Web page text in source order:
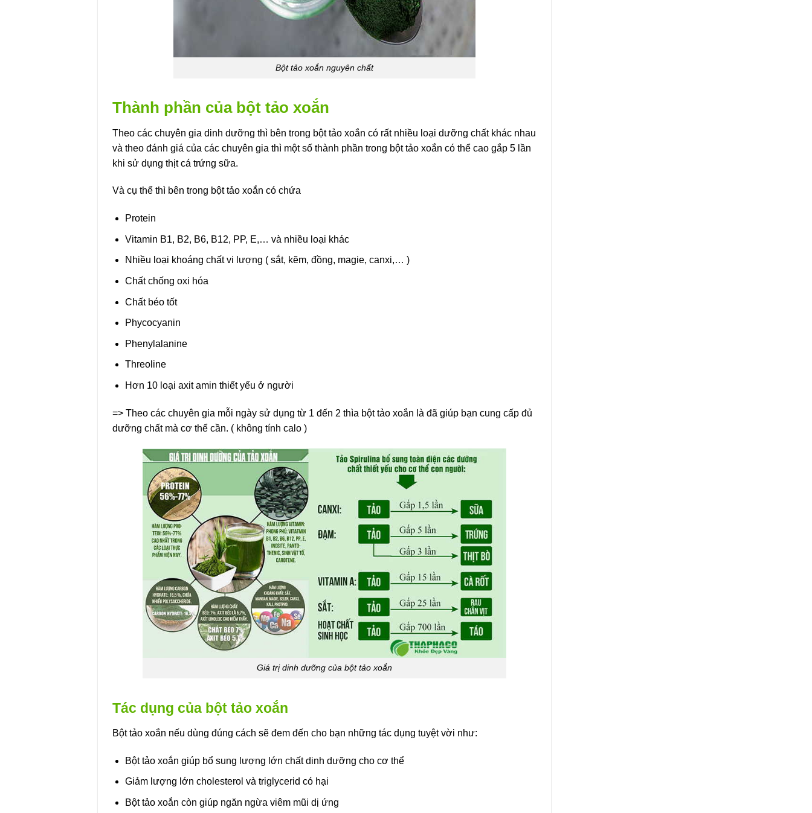
Bột tảo xoắn nguyên chất
Thành phần của bột tảo xoắn
Theo các chuyên gia dinh dưỡng thì bên trong bột tảo xoắn có rất nhiều loại dưỡng chất khác nhau
và theo đánh giá của các chuyên gia thì một số thành phần trong bột tảo xoắn có thể cao gắp 5 lần
khi sử dụng thịt cá trứng sữa.
Và cụ thể thì bên trong bột tảo xoắn có chứa
Protein
Vitamin B1, B2, B6, B12, PP, E,… và nhiều loại khác
Nhiều loại khoáng chất vi lượng ( sắt, kẽm, đồng, magie, canxi,… )
Chất chống oxi hóa
Chất béo tốt
Phycocyanin
Phenylalanine
Threoline
Hơn 10 loại axit amin thiết yếu ở người
=> Theo các chuyên gia mỗi ngày sử dụng từ 1 đến 2 thìa bột tảo xoắn là đã giúp bạn cung cấp đủ
dưỡng chất mà cơ thể cần. ( không tính calo )
Giá trị dinh dưỡng của bột tảo xoắn
Tác dụng của bột tảo xoắn
Bột tảo xoắn nếu dùng đúng cách sẽ đem đến cho bạn những tác dụng tuyệt vời như:
Bột tảo xoắn giúp bổ sung lượng lớn chất dinh dưỡng cho cơ thể
Giảm lượng lớn cholesterol và triglycerid có hại
Bột tảo xoắn còn giúp ngăn ngừa viêm mũi dị ứng